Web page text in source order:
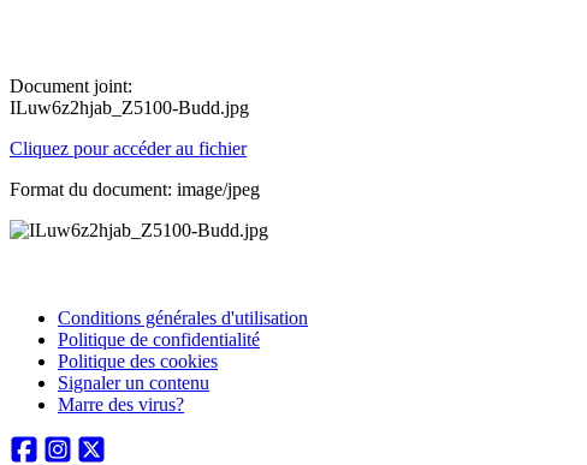
Document joint:
ILuw6z2hjab_Z5100-Budd.jpg
Cliquez pour accéder au fichier
Format du document: image/jpeg
Conditions générales d'utilisation
Politique de confidentialité
Politique des cookies
Signaler un contenu
Marre des virus?